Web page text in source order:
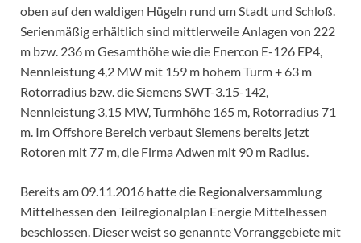
oben auf den waldigen Hügeln rund um Stadt und Schloß.
Serienmäßig erhältlich sind mittlerweile Anlagen von 222
m bzw. 236 m Gesamthöhe wie die Enercon E-126 EP4,
Nennleistung 4,2 MW mit 159 m hohem Turm + 63 m
Rotorradius bzw. die Siemens SWT-3.15-142,
Nennleistung 3,15 MW, Turmhöhe 165 m, Rotorradius 71
m. Im Offshore Bereich verbaut Siemens bereits jetzt
Rotoren mit 77 m, die Firma Adwen mit 90 m Radius.
Bereits am 09.11.2016 hatte die Regionalversammlung
Mittelhessen den Teilregionalplan Energie Mittelhessen
beschlossen. Dieser weist so genannte Vorranggebiete mit